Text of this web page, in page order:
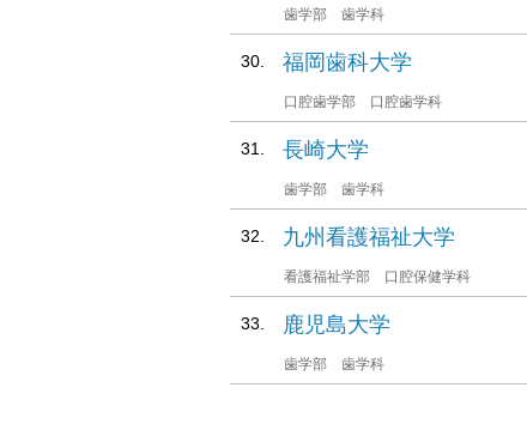
歯学部 歯学科
福岡歯科大学
口腔歯学部 口腔歯学科
長崎大学
歯学部 歯学科
九州看護福祉大学
看護福祉学部 口腔保健学科
鹿児島大学
歯学部 歯学科